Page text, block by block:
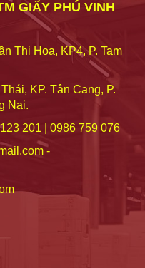
GIẤY PHÚ VINH
Thị Hoa, KP4, P. Tam
KP. Tân Cang, P.
Nai.
201 | 0986 759 076
-